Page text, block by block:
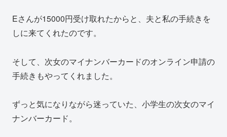
Eさんが15000円受け取れたからと、夫と私の手続きを
しに来てくれたのです。
そして、次女のマイナンバーカードのオンライン申請の
手続きもやってくれました。
ずっと気になりながら迷っていた、小学生の次女のマイ
ナンバーカード。